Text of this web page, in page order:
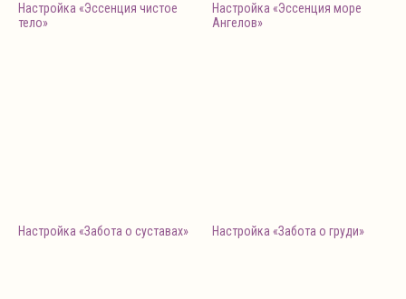
Настройка «Эссенция чистое
тело»
Настройка «Эссенция море
Ангелов»
Настройка «Забота о суставах» Настройка «Забота о груди»